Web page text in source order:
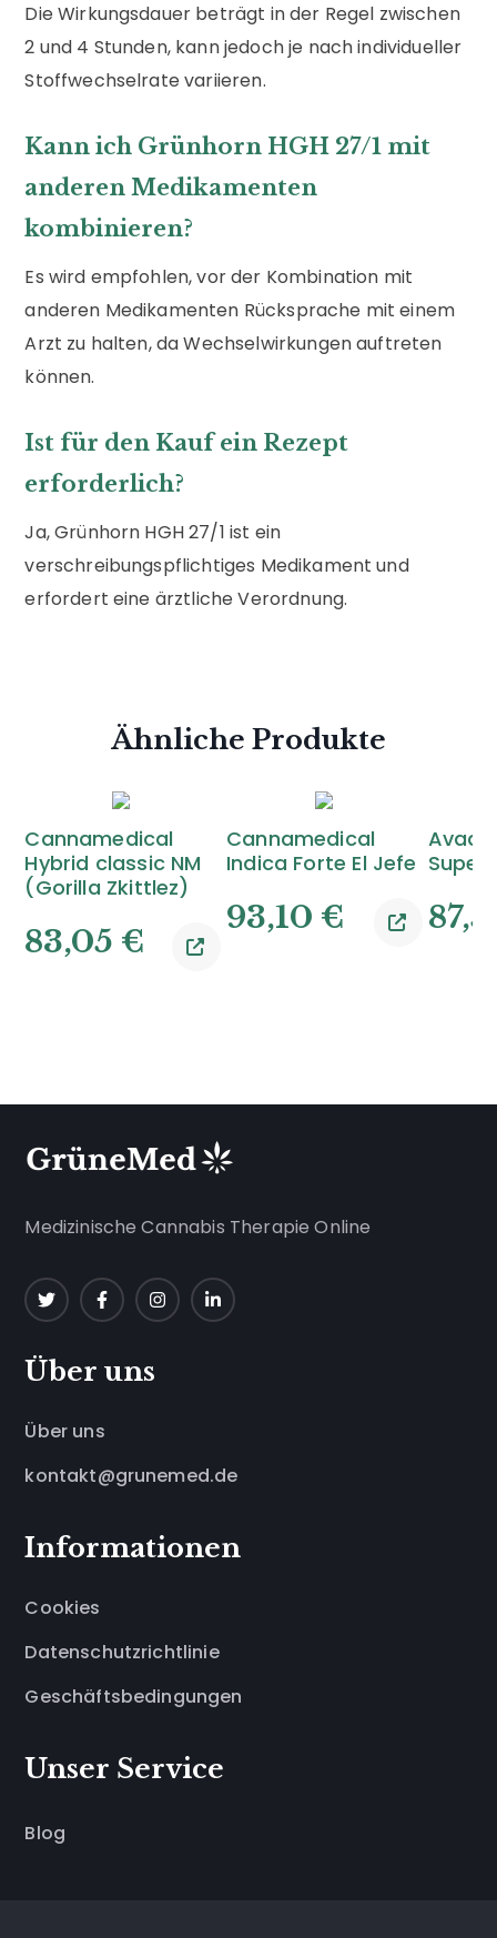
Die Wirkungsdauer beträgt in der Regel zwischen
2 und 4 Stunden, kann jedoch je nach individueller
Stoffwechselrate variieren.
Kann ich Grünhorn HGH 27/1 mit
anderen Medikamenten
kombinieren?
Es wird empfohlen, vor der Kombination mit
anderen Medikamenten Rücksprache mit einem
Arzt zu halten, da Wechselwirkungen auftreten
können.
Ist für den Kauf ein Rezept
erforderlich?
Ja, Grünhorn HGH 27/1 ist ein
verschreibungspflichtiges Medikament und
erfordert eine ärztliche Verordnung.
Ähnliche Produkte
Cannamedical
Hybrid classic NM
(Gorilla Zkittlez)
83,05 €
Cannamedical
Indica Forte El Jefe
93,10 €
Avaay
Super
Medizinische Cannabis Therapie Online
Über uns
Über uns
kontakt@grunemed.de
Informationen
Cookies
Datenschutzrichtlinie
Geschäftsbedingungen
Unser Service
Blog